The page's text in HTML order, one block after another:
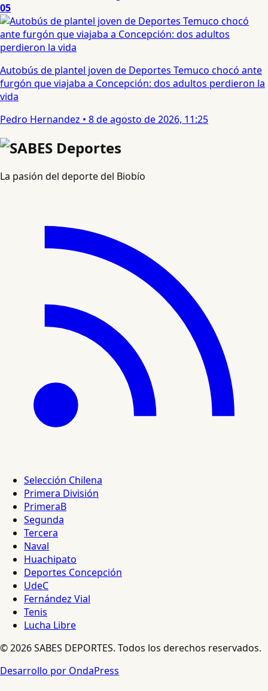
05
Autobús de plantel joven de Deportes Temuco chocó ante
furgón que viajaba a Concepción: dos adultos perdieron la
vida
Pedro Hernandez • 8 de agosto de 2026, 11:25
La pasión del deporte del Biobío
Selección Chilena
Primera División
PrimeraB
Segunda
Tercera
Naval
Huachipato
Deportes Concepción
UdeC
Fernández Vial
Tenis
Lucha Libre
© 2026 SABES DEPORTES. Todos los derechos reservados.
Desarrollo por OndaPress